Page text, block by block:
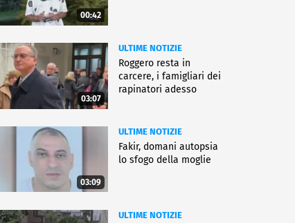
00:42
03:07
ULTIME NOTIZIE
Roggero resta in
carcere, i famigliari dei
rapinatori adesso
03:09
ULTIME NOTIZIE
Fakir, domani autopsia
lo sfogo della moglie
ULTIME NOTIZIE